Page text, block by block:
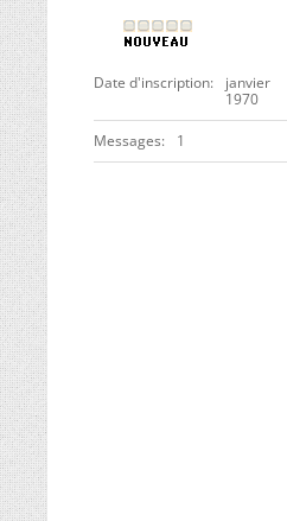
Date d'inscription
janvier
1970
Messages 1